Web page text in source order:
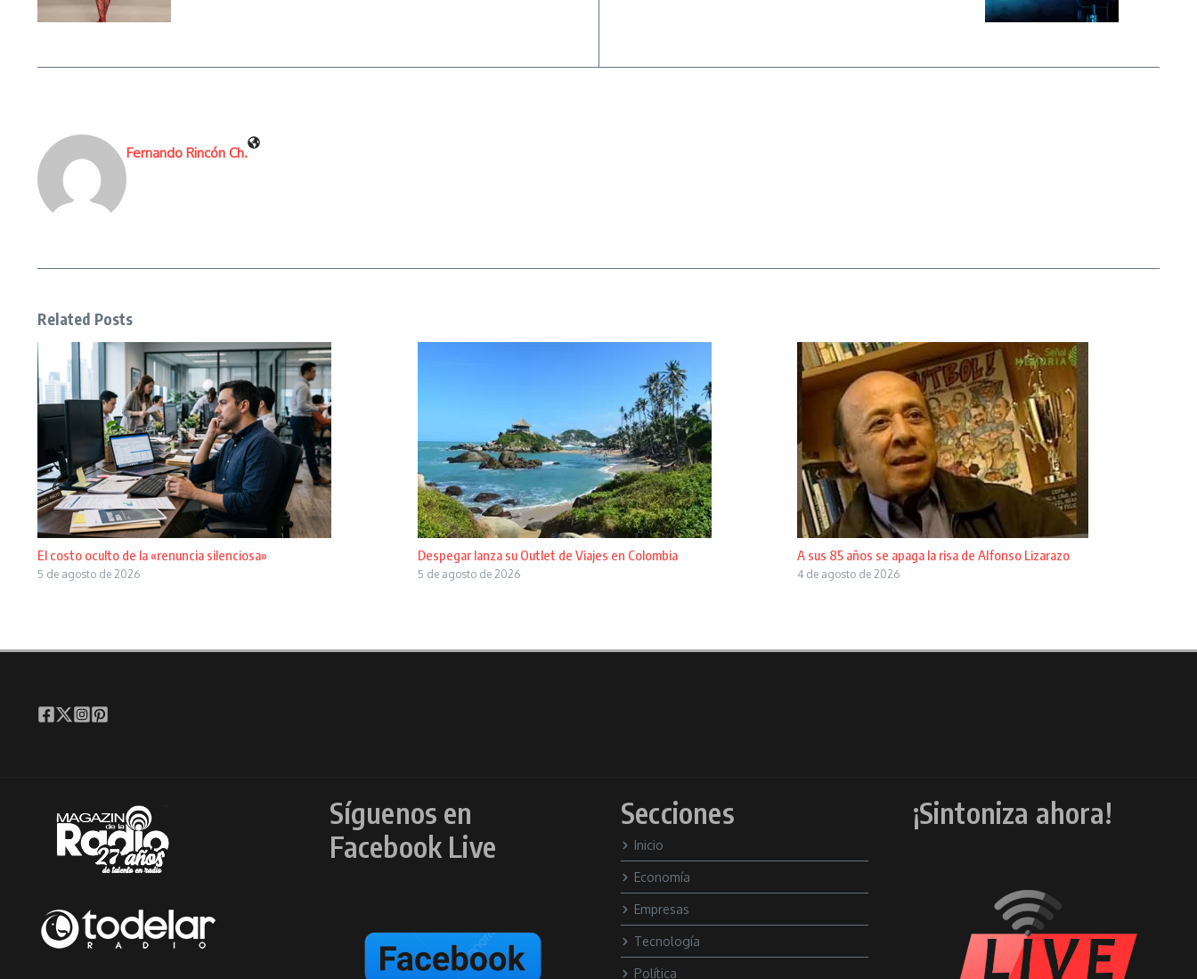
Fernando Rincón Ch.
Related Posts
El costo oculto de la «renuncia silenciosa»
5 de agosto de 2026
Despegar lanza su Outlet de Viajes en Colombia
5 de agosto de 2026
A sus 85 años se apaga la risa de Alfonso Lizarazo
4 de agosto de 2026
Síguenos en
Facebook Live
Secciones
Inicio
Economía
Empresas
Tecnología
Política
¡Sintoniza ahora!